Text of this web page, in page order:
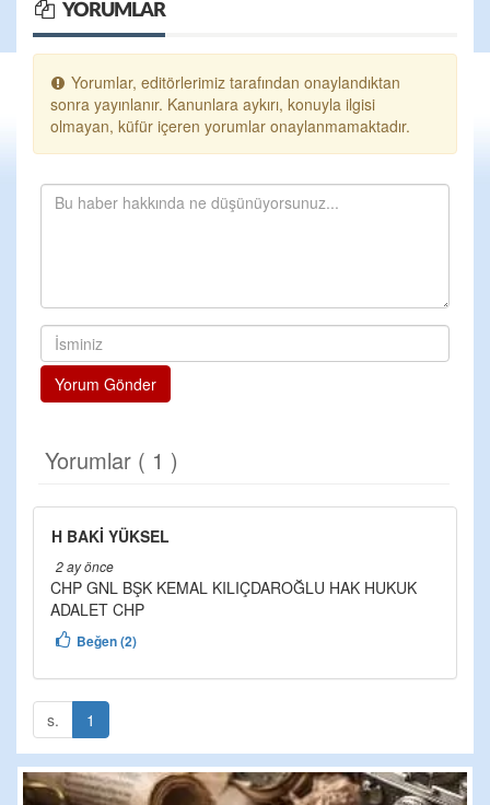
YORUMLAR
Yorumlar, editörlerimiz tarafından onaylandıktan
sonra yayınlanır. Kanunlara aykırı, konuyla ilgisi
olmayan, küfür içeren yorumlar onaylanmamaktadır.
Yorum Gönder
Yorumlar ( 1 )
H BAKİ YÜKSEL
2 ay önce
CHP GNL BŞK KEMAL KILIÇDAROĞLU HAK HUKUK
ADALET CHP
Beğen (2)
s. 1